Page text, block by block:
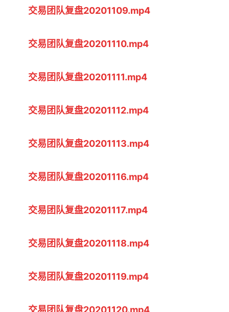
交易团队复盘20201109.mp4
交易团队复盘20201110.mp4
交易团队复盘20201111.mp4
交易团队复盘20201112.mp4
交易团队复盘20201113.mp4
交易团队复盘20201116.mp4
交易团队复盘20201117.mp4
交易团队复盘20201118.mp4
交易团队复盘20201119.mp4
交易团队复盘20201120.mp4